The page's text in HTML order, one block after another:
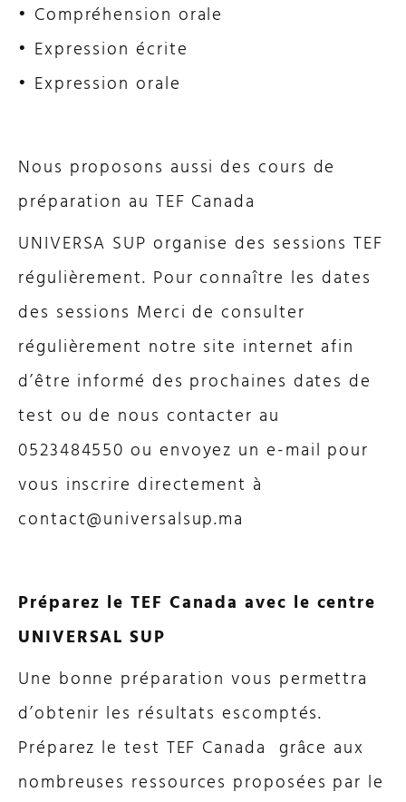
• Compréhension orale
• Expression écrite
• Expression orale
Nous proposons aussi des cours de
préparation au TEF Canada
UNIVERSA SUP organise des sessions TEF
régulièrement. Pour connaître les dates
des sessions Merci de consulter
régulièrement notre site internet afin
d’être informé des prochaines dates de
test ou de nous contacter au
0523484550 ou envoyez un e-mail pour
vous inscrire directement à
contact@universalsup.ma
Préparez le TEF Canada avec le centre
UNIVERSAL SUP
Une bonne préparation vous permettra
d’obtenir les résultats escomptés.
Préparez le test TEF Canada grâce aux
nombreuses ressources proposées par le